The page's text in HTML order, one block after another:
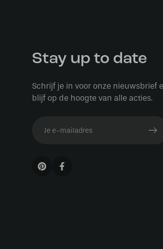
Stay up to date
Schrijf je in voor onze nieuwsbrief
blijf op de hoogte van alle acties.